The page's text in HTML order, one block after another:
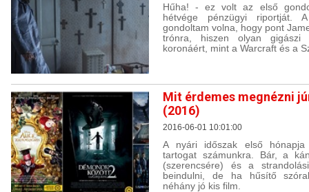
Hűha! - ez volt az első
hétvége pénzügyi riportját.
gondoltam volna, hogy pont
trónra, hiszen olyan gigászi
koronáért, mint a Warcraft és a
Mit érdemes megnézni
(2016)
2016-06-01 10:01:00
A nyári időszak első
tartogat számunkra. Bár, a
(szerencsére) és a
beindulni, de ha hűsítő
néhány jó kis film.